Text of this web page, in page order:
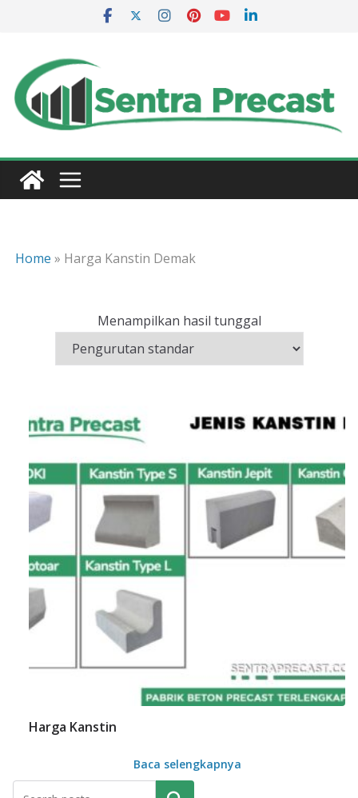
Home » Harga Kanstin Demak
Menampilkan hasil tunggal
Harga Kanstin
Baca selengkapnya